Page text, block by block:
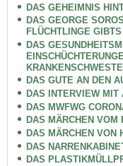
DAS GEHEIMNIS
DAS GEORGE
FLÜCHTLINGE
DAS
DAS GUTE AN DEN
DAS INTERVIEW MIT
DAS MWFWG
DAS MÄRCHEN VOM
DAS MÄRCHEN VON
DAS
DAS